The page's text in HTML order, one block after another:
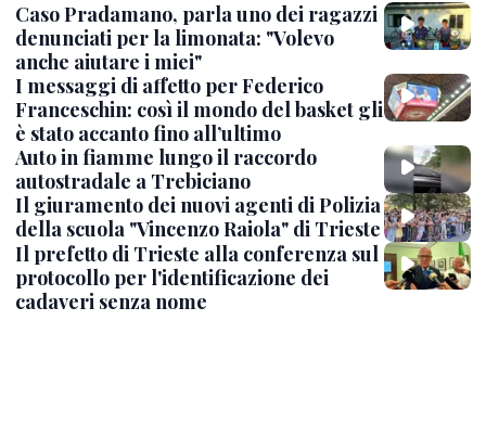
Caso Pradamano, parla uno dei ragazzi
denunciati per la limonata: "Volevo
anche aiutare i miei"
I messaggi di affetto per Federico
Franceschin: così il mondo del basket gli
è stato accanto fino all’ultimo
Auto in fiamme lungo il raccordo
autostradale a Trebiciano
Il giuramento dei nuovi agenti di Polizia
della scuola "Vincenzo Raiola" di Trieste
Il prefetto di Trieste alla conferenza sul
protocollo per l'identificazione dei
cadaveri senza nome